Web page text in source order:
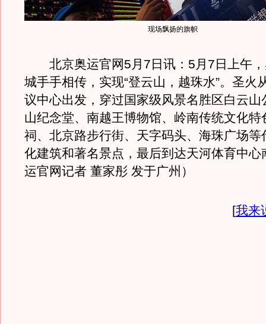
现场飘扬的旗帜
北京奥运官网5月7日讯：5月7日上午，
城手手相传，实现“登云山，越珠水”。圣火
议中心出发，穿过国家级风景名胜区白云山
山纪念堂、南越王博物馆、岭南传统文化特
祠、北京路步行街、天字码头、海珠广场等
化建筑和著名景点，最后到达天河体育中心
运官网记者 董家彤 发于广州）
[我来